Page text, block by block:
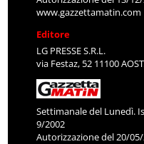
www.gazzettamatin.com
Editore
LG PRESSE S.R.L.
via Festaz, 52 11100
Settimanale del Lunedì.
9/2002
Autorizzazione del 20/